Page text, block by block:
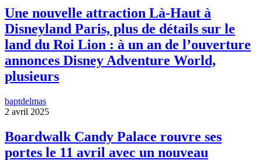
Une nouvelle attraction Là-Haut à
Disneyland Paris, plus de détails sur le
land du Roi Lion : à un an de l’ouverture
annonces Disney Adventure World,
plusieurs
baptdelmas
2 avril 2025
Boardwalk Candy Palace rouvre ses
portes le 11 avril avec un nouveau